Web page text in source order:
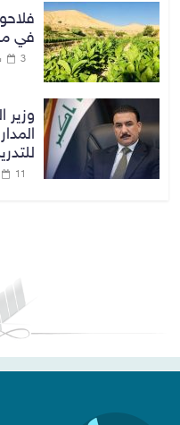
في
3 سبتمبر، 2019
وزير
11 أبريل، 2023